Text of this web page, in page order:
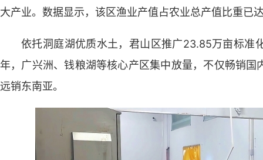
大产业。数据显示，该区渔业产值占农业总产值比重已
依托洞庭湖优质水土，君山区推广23.85万亩标准
年，广兴洲、钱粮湖等核心产区集中放量，不仅畅销
远销东南亚。